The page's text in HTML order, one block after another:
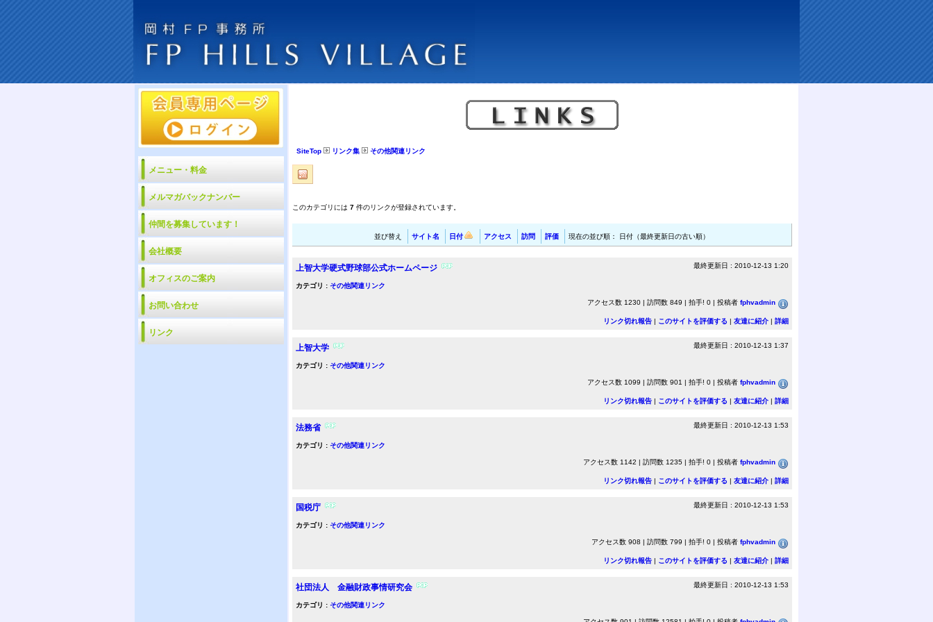
メニュー・料金
メルマガバックナンバー
仲間を募集しています！
会社概要
オフィスのご案内
お問い合わせ
リンク
SiteTop リンク集 その他関連リンク
このカテゴリには 7 件のリンクが登録されています。
並び替え サイト名 日付 アクセス 訪問 評価 現在の並び順： 日付（最終更新日の古い順）
上智大学硬式野球部公式ホームページ 最終更新日 : 2010-12-13 1:20
カテゴリ : その他関連リンク
アクセス数 1230 | 訪問数 849 | 拍手! 0 | 投稿者 fphvadmin
リンク切れ報告 | このサイトを評価する | 友達に紹介 | 詳細
上智大学 最終更新日 : 2010-12-13 1:37
カテゴリ : その他関連リンク
アクセス数 1099 | 訪問数 901 | 拍手! 0 | 投稿者 fphvadmin
リンク切れ報告 | このサイトを評価する | 友達に紹介 | 詳細
法務省 最終更新日 : 2010-12-13 1:53
カテゴリ : その他関連リンク
アクセス数 1142 | 訪問数 1235 | 拍手! 0 | 投稿者 fphvadmin
リンク切れ報告 | このサイトを評価する | 友達に紹介 | 詳細
国税庁 最終更新日 : 2010-12-13 1:53
カテゴリ : その他関連リンク
アクセス数 908 | 訪問数 799 | 拍手! 0 | 投稿者 fphvadmin
リンク切れ報告 | このサイトを評価する | 友達に紹介 | 詳細
社団法人 金融財政事情研究会 最終更新日 : 2010-12-13 1:53
カテゴリ : その他関連リンク